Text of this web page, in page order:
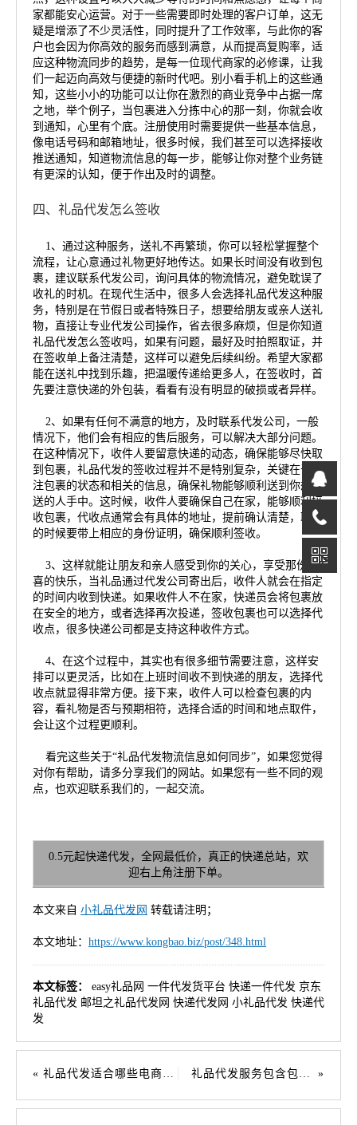
家都能安心运营。对于一些需要即时处理的客户订单，这无
疑是增添了不少灵活性，同时提升了工作效率，与此你的客
户也会因为你高效的服务而感到满意，从而提高复购率，适
应这种物流同步的趋势，是每一位现代商家的必修课，让我
们一起迈向高效与便捷的新时代吧。别小看手机上的这些通
知，这些小小的功能可以让你在激烈的商业竞争中占据一席
之地，举个例子，当包裹进入分拣中心的那一刻，你就会收
到通知，心里有个底。注册使用时需要提供一些基本信息，
像电话号码和邮箱地址，很多时候，我们甚至可以选择接收
推送通知，知道物流信息的每一步，能够让你对整个业务链
有更深的认知，便于作出及时的调整。
四、礼品代发怎么签收
1、通过这种服务，送礼不再繁琐，你可以轻松掌握整个
流程，让心意通过礼物更好地传达。如果长时间没有收到包
裹，建议联系代发公司，询问具体的物流情况，避免耽误了
收礼的时机。在现代生活中，很多人会选择礼品代发这种服
务，特别是在节假日或者特殊日子，想要给朋友或亲人送礼
物，直接让专业代发公司操作，省去很多麻烦，但是你知道
礼品代发怎么签收吗，如果有问题，最好及时拍照取证，并
在签收单上备注清楚，这样可以避免后续纠纷。希望大家都
能在送礼中找到乐趣，把温暖传递给更多人，在签收时，首
先要注意快递的外包装，看看有没有明显的破损或者异样。
2、如果有任何不满意的地方，及时联系代发公司，一般
情况下，他们会有相应的售后服务，可以解决大部分问题。
在这种情况下，收件人要留意快递的动态，确保能够尽快取
到包裹，礼品代发的签收过程并不是特别复杂，关键在于关
注包裹的状态和相关的信息，确保礼物能够顺利送到你想要
送的人手中。这时候，收件人要确保自己在家，能够顺利接
收包裹，代收点通常会有具体的地址，提前确认清楚，取件
的时候要带上相应的身份证明，确保顺利签收。
3、这样就能让朋友和亲人感受到你的关心，享受那份惊
喜的快乐，当礼品通过代发公司寄出后，收件人就会在指定
的时间内收到快递。如果收件人不在家，快递员会将包裹放
在安全的地方，或者选择再次投递，签收包裹也可以选择代
收点，很多快递公司都是支持这种收件方式。
4、在这个过程中，其实也有很多细节需要注意，这样安
排可以更灵活，比如在上班时间收不到快递的朋友，选择代
收点就显得非常方便。接下来，收件人可以检查包裹的内
容，看礼物是否与预期相符，选择合适的时间和地点取件，
会让这个过程更顺利。
看完这些关于“礼品代发物流信息如何同步”，如果您觉得
对你有帮助，请多分享我们的网站。如果您有一些不同的观
点，也欢迎联系我们的，一起交流。
0.5元起快递代发，全网最低价，真正的快递总站，欢
迎右上角注册下单。
本文来自 小礼品代发网 转载请注明；
本文地址： https://www.kongbao.biz/post/348.html
本文标签： easy礼品网 一件代发货平台 快递一件代发 京东
礼品代发 邮坦之礼品代发网 快递代发网 小礼品代发 快递代
发
礼品代发适合哪些电商平台